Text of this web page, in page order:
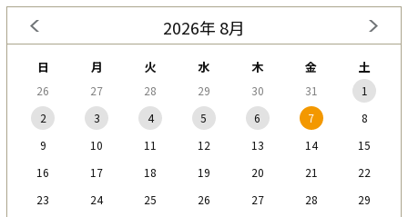
2026年 8月
日 月 火 水 木 金 土
26 27 28 29 30 31
1
2
3 4 5 6 7
8
9
10 11 12 13 14
15
16
17 18 19 20 21
22
23
24 25 26 27 28
29